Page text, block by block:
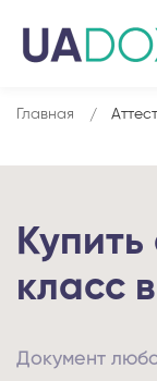
Главная
Купить
класс
Документ